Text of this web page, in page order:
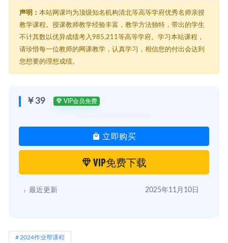
声明： 本站网课均为顶级知名机构清北等高等学府优秀名师亲授
教学课程。授课教师教学经验丰富，教学方法独特，带出的学生
不计其数以优异成绩考入985,211等高等学府。学习本站课程，
请珍惜每一位教师的网课教学，认真学习，相信您的付出会达到
您想要的理想成绩。
￥39 VIP会员免费
立即购买
VIP免费下载
最近更新 2025年11月10日
2024作业帮课程